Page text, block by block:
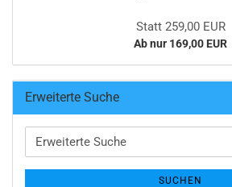
Statt 259,00 EUR
Ab nur 169,00 EUR
Erweiterte Suche
Erweiterte
Suche
SUCHEN